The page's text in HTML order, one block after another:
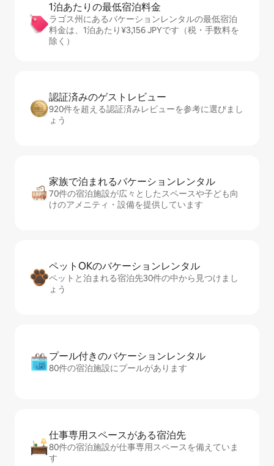
1泊あたりの最⁠低⁠宿⁠泊⁠料⁠金
ラゴス州にあるバケーションレンタルの最低宿泊
料金は、1泊あたり¥3,156 JPYです（税・手数料を
除く）
認証済みのゲ⁠ス⁠ト⁠レ⁠ビ⁠ュ⁠ー
920件を超える認証済みレビューを参考に選びまし
ょう
家族で泊まれるバ⁠ケ⁠ー⁠シ⁠ョ⁠ンレ⁠ン⁠タ⁠ル
70件の宿泊施設が広々としたスペースや子ども向
けのアメニティ・設備を提供しています
ペットOKのバ⁠ケ⁠ー⁠シ⁠ョ⁠ンレ⁠ン⁠タ⁠ル
ペットと泊まれる宿泊先30件の中から見つけまし
ょう
プール付きのバ⁠ケ⁠ー⁠シ⁠ョ⁠ンレ⁠ン⁠タ⁠ル
80件の宿泊施設にプールがあります
仕事専用ス⁠ペ⁠ー⁠スがあ⁠る宿⁠泊⁠先
80件の宿泊施設が仕事専用スペースを備えていま
す